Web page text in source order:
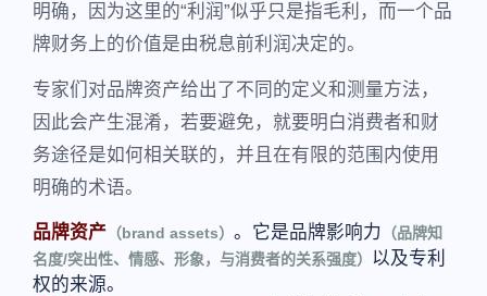
明确，因为这里的“利润”似乎只是指毛利，而一个品
牌财务上的价值是由税息前利润决定的。
专家们对品牌资产给出了不同的定义和测量方法，
因此会产生混淆，若要避免，就要明白消费者和财
务途径是如何相关联的，并且在有限的范围内使用
明确的术语。
品牌资产（brand assets） 。它是品牌影响力 （品牌知
名度/突出性、情感、形象，与消费者的关系强度） 以及专利
权的来源。